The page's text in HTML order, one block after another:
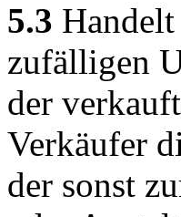
5.3
zufälligen
der
Verkäufer
der sonst